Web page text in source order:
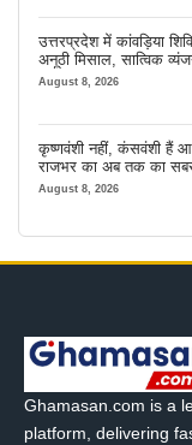
उत्तरप्रदेश में कांवड़िया
अनूठी मिसाल, सात्विक
इंतजाम
August 8, 2026
कृष्णवंशी नहीं, कंसवंशी हैं
राजभर का अब तक का
August 8, 2026
Ghamasan.com is a
platform, delivering